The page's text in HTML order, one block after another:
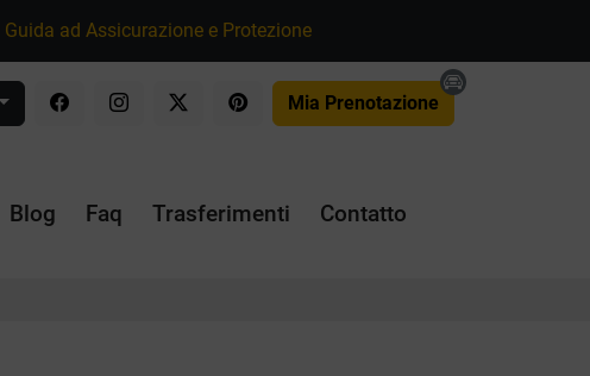
Guida ad Assicurazione e Protezione
Mia Prenotazione
Blog Faq Trasferimenti Contatto